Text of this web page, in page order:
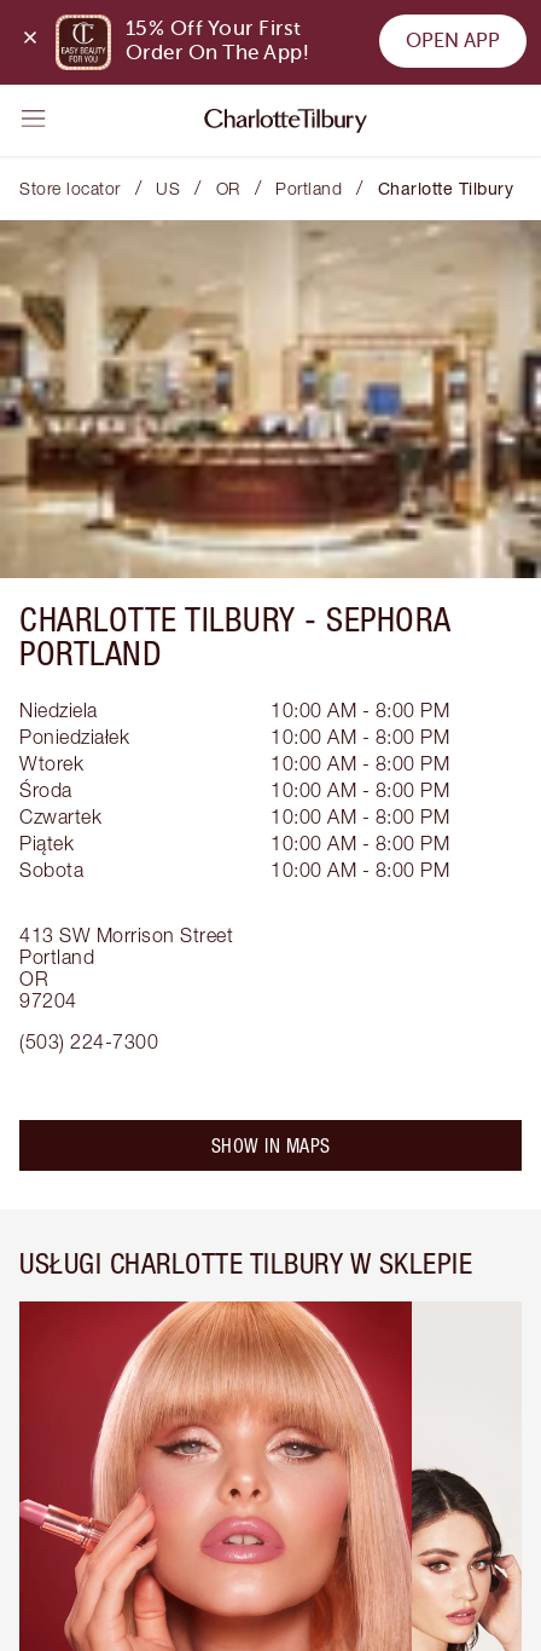
15% Off Your First
Order On The App!
OPEN APP
Store locator / US / OR / Portland / Charlotte Tilbury
CHARLOTTE TILBURY - SEPHORA
PORTLAND
413 SW Morrison Street
Portland
OR
97204
(503) 224-7300
Niedziela
10:00 AM - 8:00 PM
Poniedziałek
10:00 AM - 8:00 PM
Wtorek
10:00 AM - 8:00 PM
Środa
10:00 AM - 8:00 PM
Czwartek
10:00 AM - 8:00 PM
Piątek
10:00 AM - 8:00 PM
Sobota
10:00 AM - 8:00 PM
SHOW IN MAPS
USŁUGI CHARLOTTE TILBURY W SKLEPIE